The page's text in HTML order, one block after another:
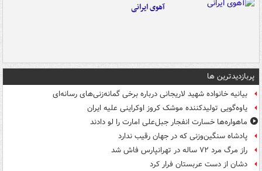
آهوی ایرانی
پربازدیدترین ها
بیانیه خانواده شهید لاریجانی درباره برخی گمانه‌زنی‌های رسانه‌ای
یاوه‌گویی تولیدکننده موشک کروز اوکراینی علیه ایران
ماهواره‌ها خسارت انفجار جبل‌علی امارت را لو دادند
پادشاه سنگین‌وزنی که در جهان رقیب ندارد
راز مرگ مرد ۷۲ ساله در تهرانپارس فاش شد
دشان از دست عربستان فرار کرد